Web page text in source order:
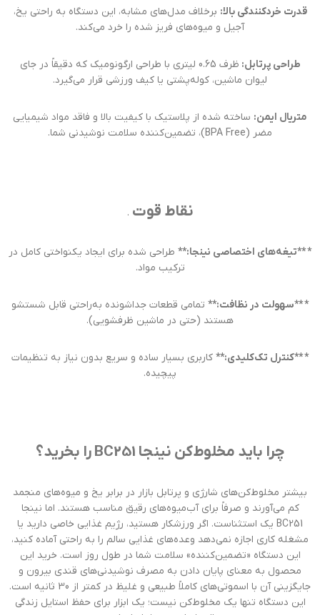
قدرت خردکنندگی بالا: برخلاف مدل‌های مشابه، این دستگاه به راحتی یخ،
آجیل و میوه‌های فریز شده را خرد می‌کند.
طراحی پرتابل:
ظرف 0.65 لیتری با طراحی ارگونومیک که دقیقاً در جای
لیوان ماشین، کوله‌پشتی یا کیف ورزشی قرار می‌گیرد.
متریال ایمن: ساخته شده از پلاستیک با کیفیت بالا و فاقد مواد شیمیایی
مضر (BPA Free)، تضمین‌کننده سلامت نوشیدنی شما.
نقاط قوت .
* **تیغه‌های اختصاصی نینجا:**
طراحی شده برای ایجاد یکنواختی کامل در
ترکیب مواد.
* **سهولت در نظافت:**
تمامی قطعات جداشونده به‌راحتی قابل شستشو
هستند (حتی در ماشین ظرفشویی).
* **کنترل تک‌کلیدی:**
کاربری بسیار ساده و سریع بدون نیاز به تنظیمات
پیچیده.
چرا باید مخلوط‌کن نینجا BC251 را بخرید؟
بیشتر مخلوط‌کن‌های شارژی و پرتابل بازار در برابر یخ و میوه‌های منجمد
کم می‌آورند و صرفاً برای آب‌میوه‌های رقیق مناسب هستند. اما نینجا
BC251 یک استثناست. اگر ورزشکار هستید، رژیم غذایی خاصی دارید یا
مشغله کاری اجازه نمی‌دهد وعده‌های غذایی سالم را به راحتی آماده کنید،
این دستگاه «تضمین‌کننده» سلامت شما در طول روز است. خرید این
محصول به معنای پایان دادن به مصرف نوشیدنی‌های قندی بیرون و
جایگزینی آن با اسموتی‌های کاملاً طبیعی و غلیظ در کمتر از 30 ثانیه است.
این دستگاه تنها یک مخلوط‌کن نیست؛ یک ابزار برای حفظ استایل زندگی